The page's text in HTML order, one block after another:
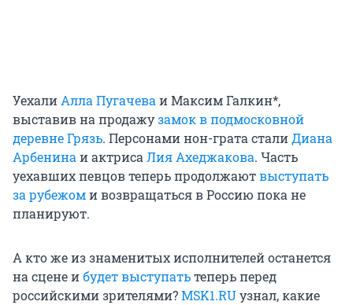
УехалиАлла Пугачеваи Максим Галкин*,
выставив на продажузамок в подмосковной
деревне Грязь. Персонами нон-грата сталиДиана
Арбенинаи актрисаЛия Ахеджакова. Часть
уехавших певцов теперь продолжаютвыступать
за рубежоми возвращаться в Россию пока не
планируют.
А кто же из знаменитых исполнителей останется
на сцене ибудет выступатьтеперь перед
российскими зрителями?MSK1.RUузнал, какие